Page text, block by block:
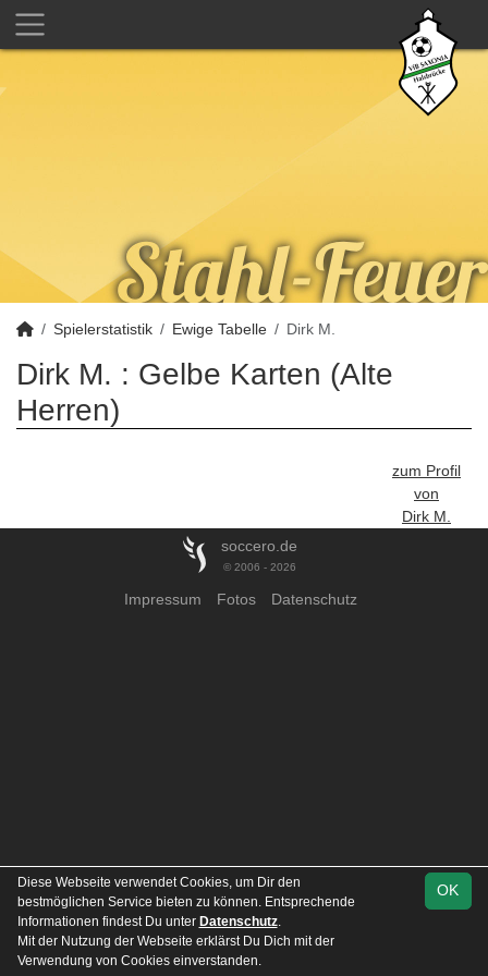
Spielerstatistik Ewige Tabelle Dirk M.
Dirk M. : Gelbe Karten (Alte
Herren)
zum Profil
von
Dirk M.
soccero.de
© 2006 - 2026
Impressum Fotos Datenschutz
OK
Diese Webseite verwendet Cookies, um Dir den
bestmöglichen Service bieten zu können. Entsprechende
Informationen findest Du unter Datenschutz.
Mit der Nutzung der Webseite erklärst Du Dich mit der
Verwendung von Cookies einverstanden.